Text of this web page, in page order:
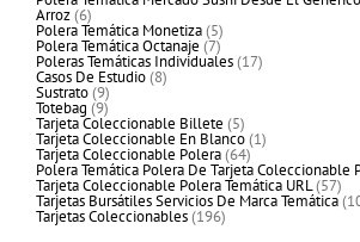
Arroz 66
productos
Polera Temática Monetiza 55
productos
Polera Temática Octanaje 77
productos
Poleras Temáticas Individuales 1717
productos
Casos De Estudio 88
productos
Sustrato 99
productos
Totebag 99
productos
Tarjeta Coleccionable Billete 55
productos
Tarjeta Coleccionable En Blanco 11
producto
Tarjeta Coleccionable Polera 6464
productos
Polera Temática Polera De Tarjeta Coleccionable
Tarjeta Coleccionable Polera Temática URL 5757
Tarjetas Bursátiles Servicios De Marca Temática
Tarjetas Coleccionables 196196
productos